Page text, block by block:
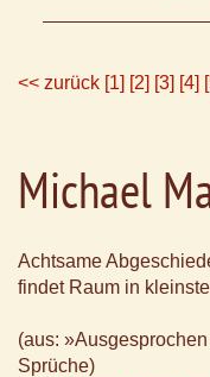
<< zurück [1] [2] [3] [4]
Michael
Achtsame
findet Raum in
(aus:
Sprüche)